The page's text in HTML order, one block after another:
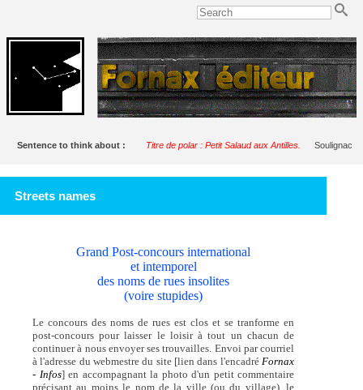
Sentence to think about : Titre de polar : Petit Salaud aux Antilles. Soulignac
Streets names
Grand Post-concours international
et intemporel
des noms de rues insolites
(voire stupides)
Le concours des noms de rues est clos et se tranforme en
post-concours pour laisser le loisir à tout un chacun de
continuer à nous envoyer ses trouvailles. Envoi par courriel
à l'adresse du webmestre du site [lien dans l'encadré Fornax
- Infos] en accompagnant la photo d'un petit commentaire
précisant au moins le nom de la ville (ou du village), le